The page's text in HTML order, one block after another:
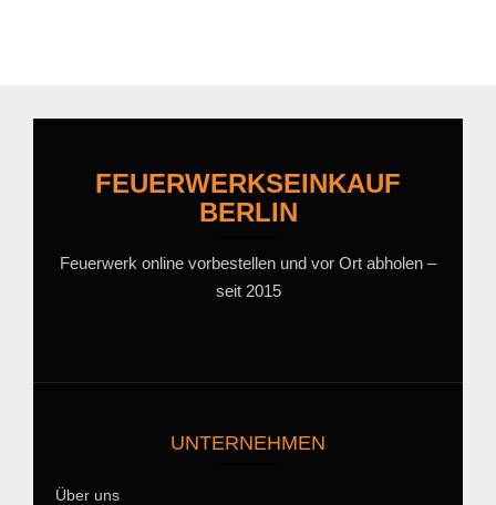
FEUERWERKSEINKAUF
BERLIN
Feuerwerk online vorbestellen und vor Ort abholen –
seit 2015
UNTERNEHMEN
Über uns